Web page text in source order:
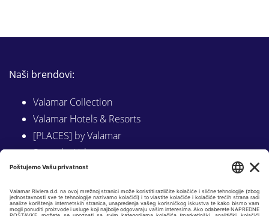
Naši brendovi:
Valamar Collection
Valamar Hotels & Resorts
[PLACES] by Valamar
Sunny by Valamar
Valamar Camping
Istraži na Valamar.com